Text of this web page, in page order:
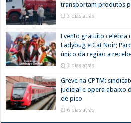
transportam produtos
3 dias atrás
Evento gratuito celebra
Ladybug e Cat Noir;
único da região a
3 dias atrás
Greve na CPTM:
judicial e opera abaixo
de pico
6 dias atrás